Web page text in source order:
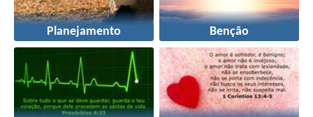
Planejamento Benção